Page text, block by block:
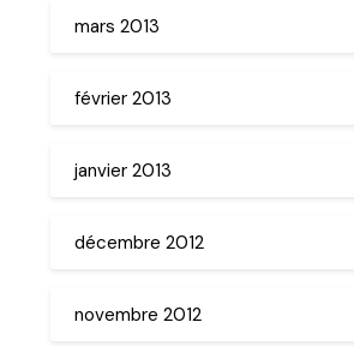
mars 2013
février 2013
janvier 2013
décembre 2012
novembre 2012